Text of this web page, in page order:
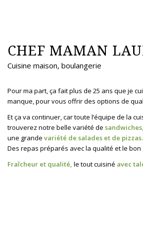
CHEF MAMAN
Cuisine maison, boulangerie
Pour ma part, ça fait plus de 25 ans que je
manque, pour vous offrir des options de
Et ça va continuer, car toute l’équipe de la
trouverez notre belle variété de sandwiches,
une grande variété de salades et de pizzas.
Des repas préparés avec la qualité et le bon
Fraîcheur et qualité, le tout cuisiné avec